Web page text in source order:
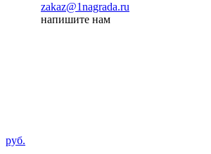
zakaz@1nagrada.ru
напишите нам
руб.